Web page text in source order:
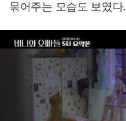
묶어주는 모습도 보였다.